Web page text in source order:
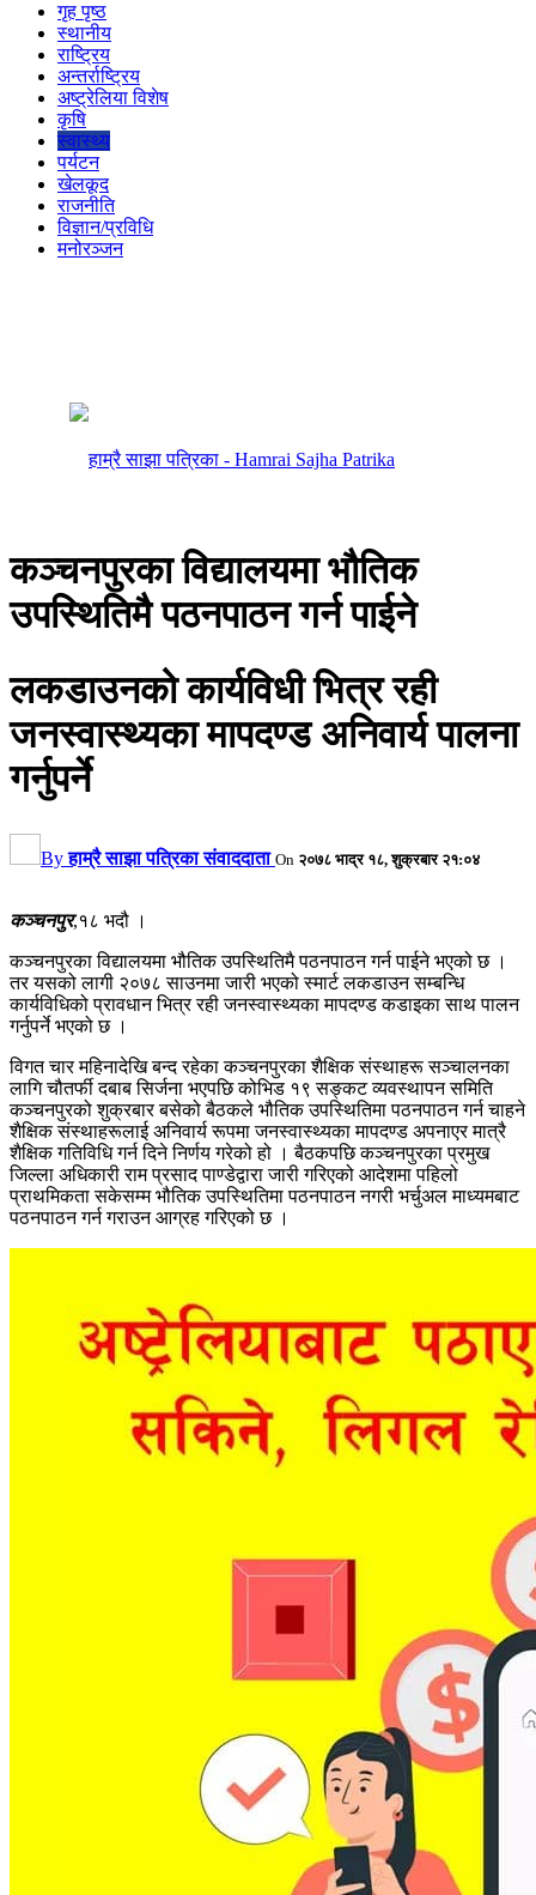
गृह पृष्ठ
स्थानीय
राष्ट्रिय
अन्तर्राष्ट्रिय
अष्ट्रेलिया विशेष
कृषि
स्वास्थ्य
पर्यटन
खेलकूद
राजनीति
विज्ञान/प्रविधि
मनोरञ्जन
कञ्चनपुरका विद्यालयमा भौतिक
उपस्थितिमै पठनपाठन गर्न पाईने
लकडाउनको कार्यविधी भित्र रही
जनस्वास्थ्यका मापदण्ड अनिवार्य पालना
गर्नुपर्ने
Byहाम्रै साझा पत्रिका संवाददाता On २०७८ भाद्र १८, शुक्रबार २१:०४
कञ्चनपुर,१८ भदौ ।
कञ्चनपुरका विद्यालयमा भौतिक उपस्थितिमै पठनपाठन गर्न पाईने भएको छ ।
तर यसको लागी २०७८ साउनमा जारी भएको स्मार्ट लकडाउन सम्बन्धि
कार्यविधिको प्रावधान भित्र रही जनस्वास्थ्यका मापदण्ड कडाइका साथ पालन
गर्नुपर्ने भएको छ ।
विगत चार महिनादेखि बन्द रहेका कञ्चनपुरका शैक्षिक संस्थाहरू सञ्चालनका
लागि चौतर्फी दबाब सिर्जना भएपछि कोभिड १९ सङ्कट व्यवस्थापन समिति
कञ्चनपुरको शुक्रबार बसेको बैठकले भौतिक उपस्थितिमा पठनपाठन गर्न चाहने
शैक्षिक संस्थाहरूलाई अनिवार्य रूपमा जनस्वास्थ्यका मापदण्ड अपनाएर मात्रै
शैक्षिक गतिविधि गर्न दिने निर्णय गरेको हो । बैठकपछि कञ्चनपुरका प्रमुख
जिल्ला अधिकारी राम प्रसाद पाण्डेद्वारा जारी गरिएको आदेशमा पहिलो
प्राथमिकता सकेसम्म भौतिक उपस्थितिमा पठनपाठन नगरी भर्चुअल माध्यमबाट
पठनपाठन गर्न गराउन आग्रह गरिएको छ ।